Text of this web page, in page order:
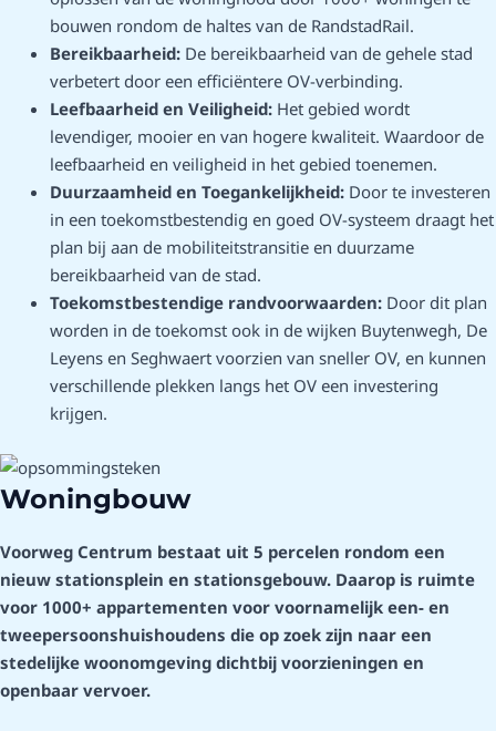
bouwen rondom de haltes van de RandstadRail.
Bereikbaarheid: De bereikbaarheid van de gehele stad
verbetert door een efficiëntere OV-verbinding.
Leefbaarheid en Veiligheid: Het gebied wordt
levendiger, mooier en van hogere kwaliteit. Waardoor de
leefbaarheid en veiligheid in het gebied toenemen.
Duurzaamheid en Toegankelijkheid: Door te investeren
in een toekomstbestendig en goed OV-systeem draagt het
plan bij aan de mobiliteitstransitie en duurzame
bereikbaarheid van de stad.
Toekomstbestendige randvoorwaarden: Door dit plan
worden in de toekomst ook in de wijken Buytenwegh, De
Leyens en Seghwaert voorzien van sneller OV, en kunnen
verschillende plekken langs het OV een investering
krijgen.
Woningbouw
Voorweg Centrum bestaat uit 5 percelen rondom een
nieuw stationsplein en stationsgebouw. Daarop is ruimte
voor 1000+ appartementen voor voornamelijk een- en
tweepersoonshuishoudens die op zoek zijn naar een
stedelijke woonomgeving dichtbij voorzieningen en
openbaar vervoer.